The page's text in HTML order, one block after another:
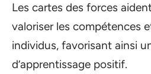
Les cartes des forces
valoriser les compétences
individus, favorisant ainsi
d’apprentissage positif.